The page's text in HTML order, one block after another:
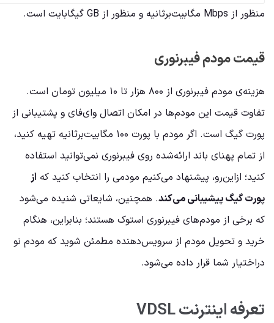
منظور از Mbps مگابیت‌برثانیه و منظور از GB گیگابایت است.
قیمت مودم فیبرنوری
هزینه‌ی مودم فیبرنوری از ۸۰۰ هزار تا ۱۰ میلیون تومان است.
تفاوت قیمت این مودم‌ها در امکان اتصال وای‌فای و پشتیبانی از
پورت گیگ است. اگر مودم با پورت ۱۰۰ مگابیت‌برثانیه تهیه کنید،
از تمام پهنای باند ارائه‌شده روی فیبرنوری نمی‌توانید استفاده
کنید؛ از‌این‌رو، پیشنهاد می‌کنیم مودمی را انتخاب کنید که از
پورت گیگ پیشیبانی می‌کند. همچنین، شایعاتی شنیده می‌شود
که برخی از مودم‌های فیبرنوری استوک هستند؛ بنابراین، هنگام
خرید و تحویل مودم از سرویس‌دهنده مطمئن شوید که مودم نو
در‌اختیار شما قرار داده می‌شود.
تعرفه‌ اینترنت VDSL